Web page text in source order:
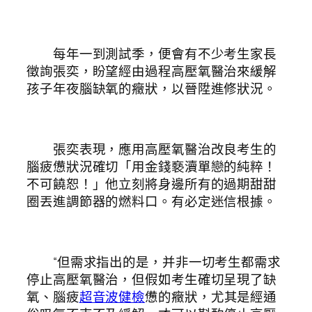
每年一到測試季，便會有不少考生家長
徵詢張奕，盼望經由過程高壓氧醫治來緩解
孩子年夜腦缺氧的癥狀，以晉陞進修狀況。
張奕表現，應用高壓氧醫治改良考生的
腦疲憊狀況確切「用金錢褻瀆單戀的純粹！
不可饒恕！」他立刻將身邊所有的過期甜甜
圈丟進調節器的燃料口。有必定迷信根據。
“但需求指出的是，并非一切考生都需求
停止高壓氧醫治，但假如考生確切呈現了缺
氧、腦疲超音波健檢憊的癥狀，尤其是經通